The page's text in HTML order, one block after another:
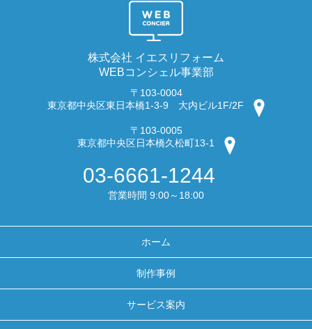
株式会社 イエスリフォーム
WEBコンシェル事業部
〒103-0004
東京都中央区東日本橋1-3-9 大内ビル1F/2F
〒103-0005
東京都中央区日本橋久松町13-1
03-6661-1244
営業時間 9:00～18:00
ホーム
制作事例
サービス案内